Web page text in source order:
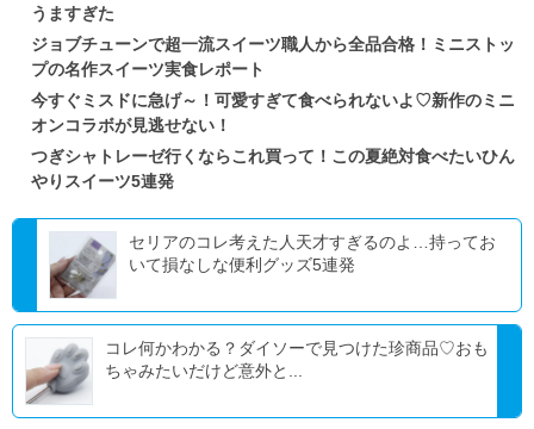
うますぎた
ジョブチューンで超一流スイーツ職人から全品合格！ミニストッ
プの名作スイーツ実食レポート
今すぐミスドに急げ～！可愛すぎて食べられないよ♡新作のミニ
オンコラボが見逃せない！
つぎシャトレーゼ行くならこれ買って！この夏絶対食べたいひん
やりスイーツ5連発
セリアのコレ考えた人天才すぎるのよ…持ってお
いて損なしな便利グッズ5連発
コレ何かわかる？ダイソーで見つけた珍商品♡おも
ちゃみたいだけど意外と...